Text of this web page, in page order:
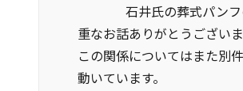
石井氏の葬式パン
重なお話ありがとうございま
この関係についてはまた別
動いています。